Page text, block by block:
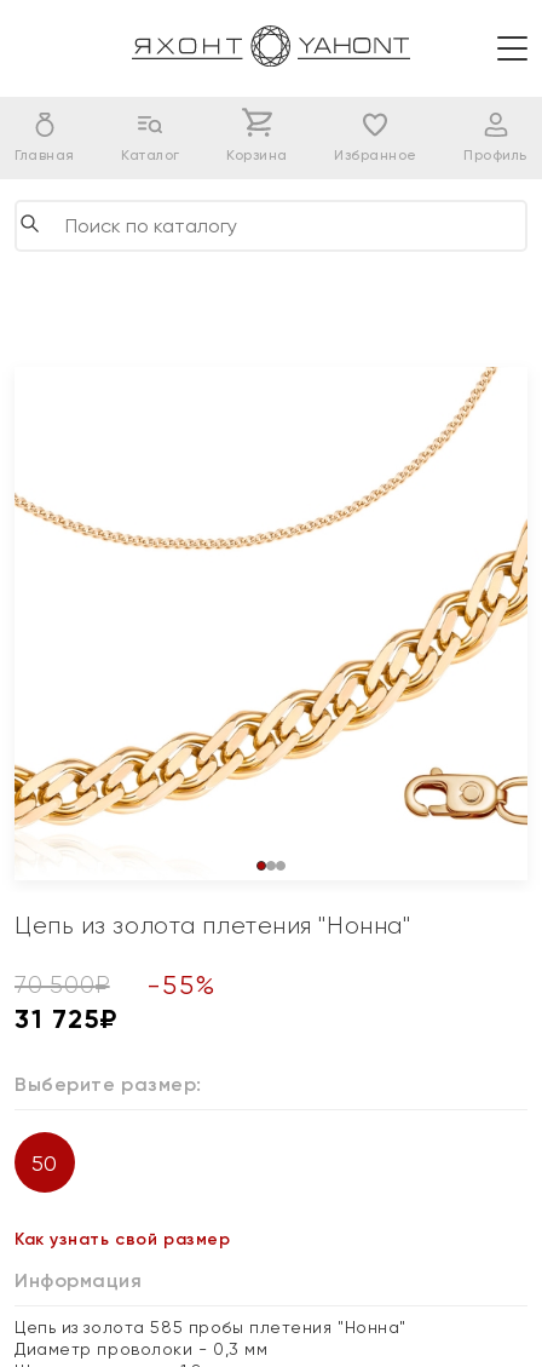
Главная Каталог Корзина Избранное Профиль
Цепь из золота плетения "Нонна"
70 500₽ -55%
31 725₽
Выберите размер:
50
Как узнать свой размер
Информация
Цепь из золота 585 пробы плетения "Нонна"
Диаметр проволоки - 0,3 мм